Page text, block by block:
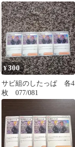
っぱ M5 M5 110/081 SR
¥300
サビ組のしたっぱ 各4
枚 077/081